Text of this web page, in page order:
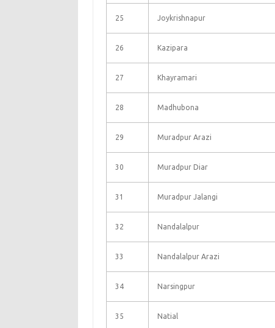
25 Joykrishnapur
26 Kazipara
27 Khayramari
28 Madhubona
29 Muradpur Arazi
30 Muradpur Diar
31 Muradpur Jalangi
32 Nandalalpur
33 Nandalalpur Arazi
34 Narsingpur
35 Natial